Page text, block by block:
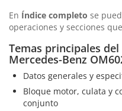
En Índice completo se
operaciones y secciones
Temas principales
Mercedes-Benz
Datos generales y
Bloque motor, culata y
conjunto